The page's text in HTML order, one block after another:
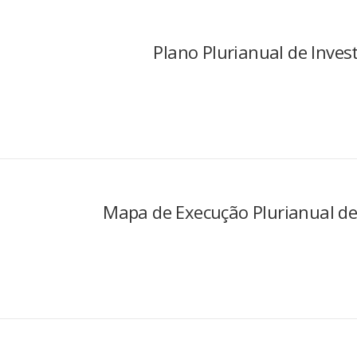
Plano Plurianual de
Mapa de Execução Plurianual